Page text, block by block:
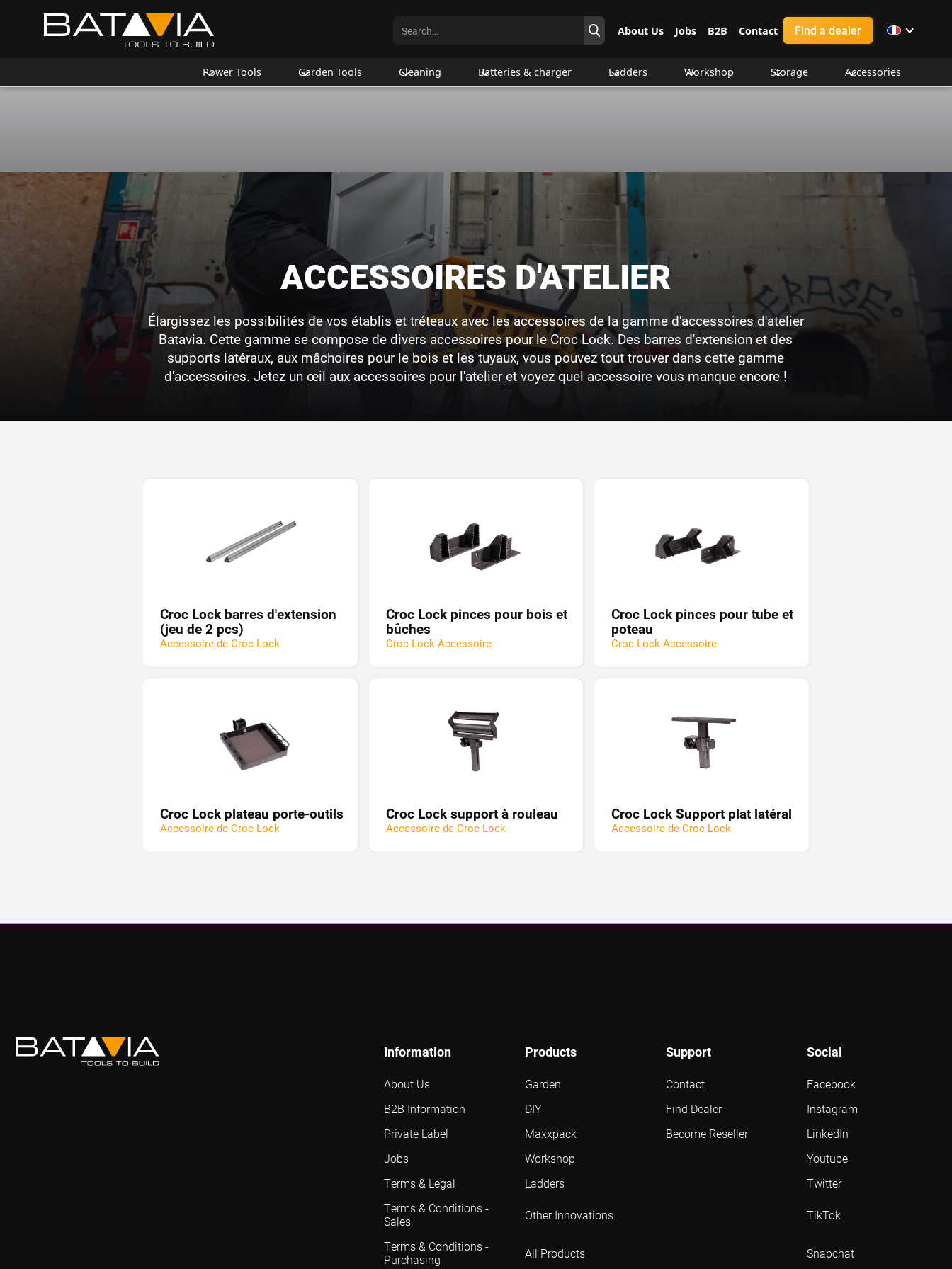
About Us Jobs B2B Contact Find a dealer
Power Tools Garden Tools Cleaning Batteries & charger Ladders Workshop Storage Accessories
ACCESSOIRES D'ATELIER
Élargissez les possibilités de vos établis et tréteaux avec les accessoires de la gamme d'accessoires d'atelier
Batavia. Cette gamme se compose de divers accessoires pour le Croc Lock. Des barres d'extension et des
supports latéraux, aux mâchoires pour le bois et les tuyaux, vous pouvez tout trouver dans cette gamme
d'accessoires. Jetez un œil aux accessoires pour l'atelier et voyez quel accessoire vous manque encore !
Croc Lock barres d'extension
(jeu de 2 pcs)
Accessoire de Croc Lock
Croc Lock pinces pour bois et
bûches
Croc Lock Accessoire
Croc Lock pinces pour tube et
poteau
Croc Lock Accessoire
Croc Lock plateau porte-outils
Accessoire de Croc Lock
Croc Lock support à rouleau
Accessoire de Croc Lock
Croc Lock Support plat latéral
Accessoire de Croc Lock
Support
Products Social
About Us
Information
B2B Information
Terms & Legal
Terms & Conditions -
Sales
Terms & Conditions -
Purchasing
Jobs
Private Label
Garden
Contact
Find Dealer
Become Reseller
DIY
Maxxpack
Workshop
Ladders
All Products
Other Innovations
Facebook
Youtube
Twitter
TikTok
Snapchat
LinkedIn
Instagram